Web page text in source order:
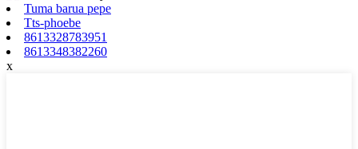
Tuma barua pepe
Tts-phoebe
8613328783951
8613348382260
x